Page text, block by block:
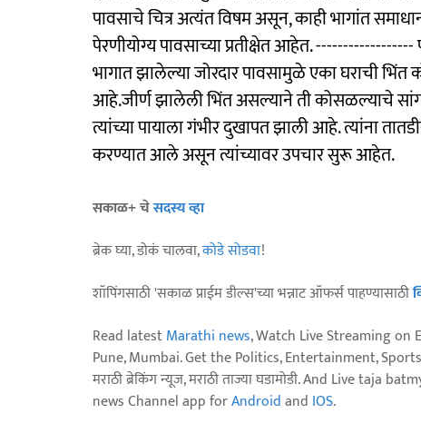
पावसाचे चित्र अत्यंत विषम असून, काही भागांत
पेरणीयोग्य पावसाच्या प्रतीक्षेत आहेत.
भागात झालेल्या जोरदार पावसामुळे एका घराची
आहे.जीर्ण झालेली भिंत असल्याने ती कोसळल्याचे
त्यांच्या पायाला गंभीर दुखापत झाली आहे. त्यांना
करण्यात आले असून त्यांच्यावर उपचार सुरू आहेत.
सकाळ+ चेसदस्य व्हा
ब्रेक घ्या, डोकं चालवा,कोडे सोडवा!
शॉपिंगसाठी 'सकाळ प्राईम डील्स'च्या भन्नाट ऑफर्स पाहण्यासाठी
Read latestMarathi news, Watch Live Streaming on
Pune, Mumbai. Get the Politics, Entertainment,
मराठी ब्रेकिंग न्यूज, मराठी ताज्या घडामोडी. And Live taja
news Channel app forAndroidand IOS.